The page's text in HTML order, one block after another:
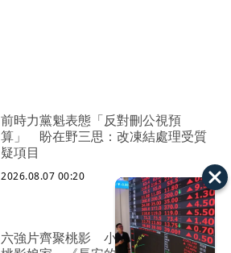
前時力黨魁表態「反對刪公視預
算」 盼在野三思：改凍結處理受質
疑項目
2026.08.07 00:20
六強片齊聚桃影 小薰《祖先鬼》回